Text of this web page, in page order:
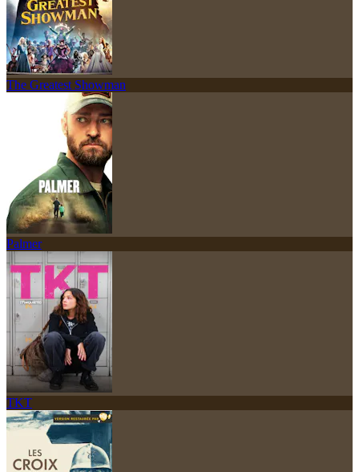
The Greatest Showman
Palmer
TKT